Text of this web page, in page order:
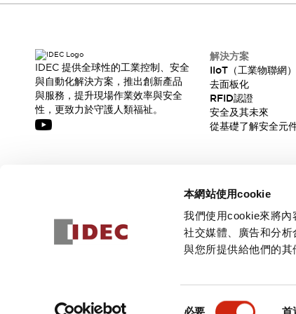
本網站使用cookie
我們使用cookie來將內
社交媒體、廣告和分
與您所提供給他們的其
必要 首
IDEC 提供全球性的工業控制、安全
與自動化解決方案，推出創新產品
與服務，提升現場作業效率與安全
性，更致力於守護人類福祉。
解決方案
IIoT（工業物聯網）
去面板化
RFID認證
安全及其未來
從基礎了解安全元
訂閱
隱私權政策使用條款